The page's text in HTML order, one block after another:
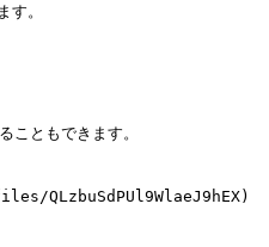
す。